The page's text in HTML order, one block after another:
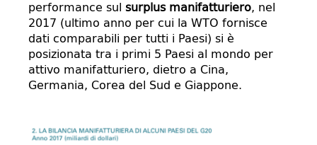
performance sul surplus manifatturiero, nel
2017 (ultimo anno per cui la WTO fornisce
dati comparabili per tutti i Paesi) si è
posizionata tra i primi 5 Paesi al mondo per
attivo manifatturiero, dietro a Cina,
Germania, Corea del Sud e Giappone.